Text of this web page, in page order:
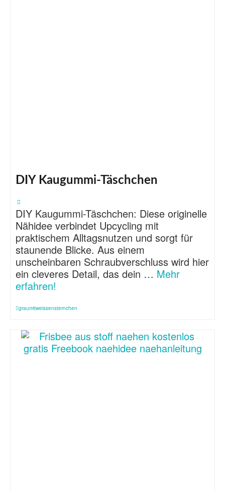
DIY Kaugummi-Täschchen
DIY Kaugummi-Täschchen: Diese originelle
Nähidee verbindet Upcycling mit
praktischem Alltagsnutzen und sorgt für
staunende Blicke. Aus einem
unscheinbaren Schraubverschluss wird hier
ein cleveres Detail, das dein … Mehr
erfahren!
graumitweissensternchen